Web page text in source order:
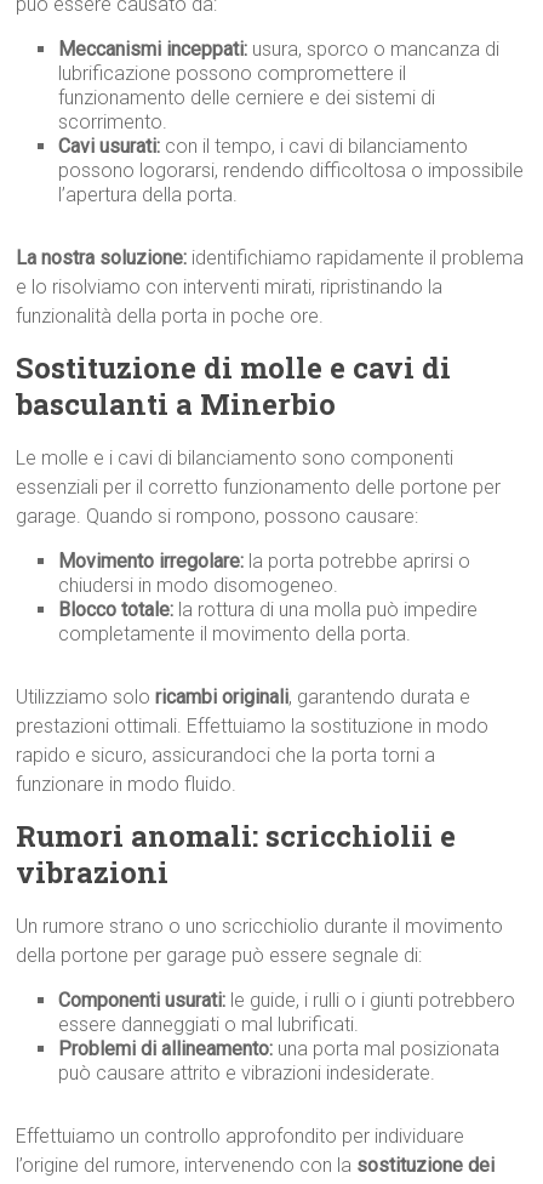
Meccanismi inceppati: usura, sporco o mancanza di
lubrificazione possono compromettere il
funzionamento delle cerniere e dei sistemi di
scorrimento.
Cavi usurati: con il tempo, i cavi di bilanciamento
possono logorarsi, rendendo difficoltosa o impossibile
l’apertura della porta.
La nostra soluzione: identifichiamo rapidamente il problema
e lo risolviamo con interventi mirati, ripristinando la
funzionalità della porta in poche ore.
Sostituzione di molle e cavi di
basculanti a Minerbio
Le molle e i cavi di bilanciamento sono componenti
essenziali per il corretto funzionamento delle portone per
garage. Quando si rompono, possono causare:
Movimento irregolare: la porta potrebbe aprirsi o
chiudersi in modo disomogeneo.
Blocco totale: la rottura di una molla può impedire
completamente il movimento della porta.
Utilizziamo soloricambi originali, garantendo durata e
prestazioni ottimali. Effettuiamo la sostituzione in modo
rapido e sicuro, assicurandoci che la porta torni a
funzionare in modo fluido.
Rumori anomali: scricchiolii e
vibrazioni
Un rumore strano o uno scricchiolio durante il movimento
della portone per garage può essere segnale di:
Componenti usurati: le guide, i rulli o i giunti potrebbero
essere danneggiati o mal lubrificati.
Problemi di allineamento: una porta mal posizionata
può causare attrito e vibrazioni indesiderate.
Effettuiamo un controllo approfondito per individuare
l’origine del rumore, intervenendo con la sostituzione dei